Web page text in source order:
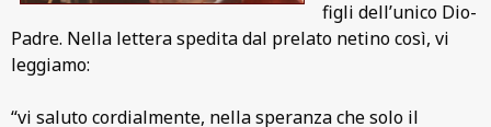
figli dell’unico Dio-
Padre. Nella lettera spedita dal prelato netino così, vi
leggiamo:
“vi saluto cordialmente, nella speranza che solo il